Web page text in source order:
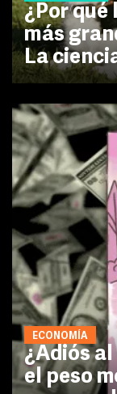
¿Por qué
más
La
ECONOMÍA
¿Adiós
el peso